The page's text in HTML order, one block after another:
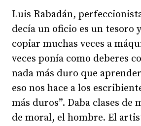
Luis Rabadán,
decía un oficio es un tesoro
copiar muchas veces a
veces ponía como deberes
nada más duro que
eso nos hace a los
más duros”. Daba clases de
de moral, el hombre. El